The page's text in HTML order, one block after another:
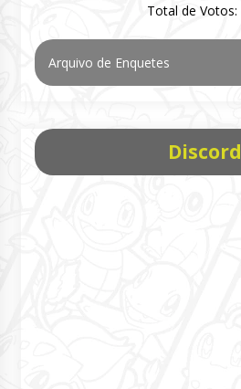
Total de Votos:
Arquivo de Enquetes
Discord